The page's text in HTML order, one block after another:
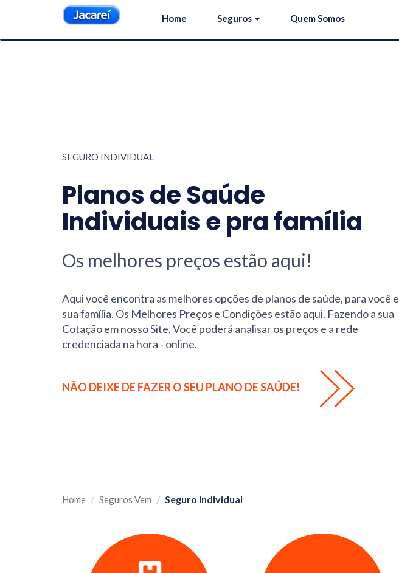
Home Seguros Quem Somos
SEGURO INDIVIDUAL
Planos de Saúde
Individuais e pra família
Os melhores preços estão aqui!
Aqui você encontra as melhores opções de planos de saúde, para você e
sua família. Os Melhores Preços e Condições estão aqui. Fazendo a sua
Cotação em nosso Site, Você poderá analisar os preços e a rede
credenciada na hora - online.
NÃO DEIXE DE FAZER O SEU PLANO DE SAÚDE!
Home Seguros Vem Seguro individual